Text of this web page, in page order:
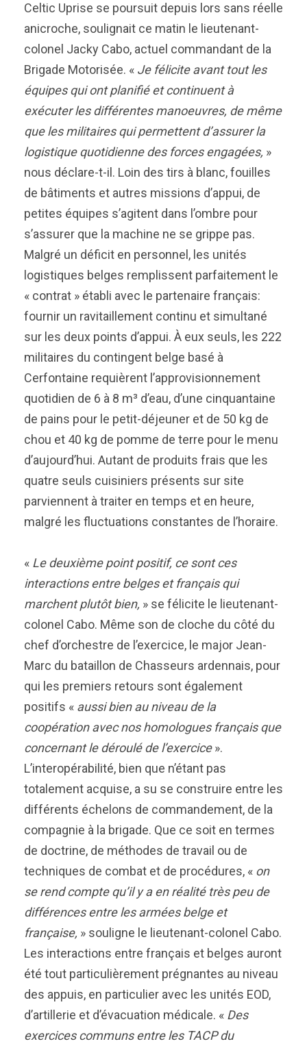
Celtic Uprise se poursuit depuis lors sans réelle
anicroche, soulignait ce matin le lieutenant-
colonel Jacky Cabo, actuel commandant de la
Brigade Motorisée. « Je félicite avant tout les
équipes qui ont planifié et continuent à
exécuter les différentes manoeuvres, de même
que les militaires qui permettent d’assurer la
logistique quotidienne des forces engagées, »
nous déclare-t-il. Loin des tirs à blanc, fouilles
de bâtiments et autres missions d’appui, de
petites équipes s’agitent dans l’ombre pour
s’assurer que la machine ne se grippe pas.
Malgré un déficit en personnel, les unités
logistiques belges remplissent parfaitement le
« contrat » établi avec le partenaire français:
fournir un ravitaillement continu et simultané
sur les deux points d’appui. À eux seuls, les 222
militaires du contingent belge basé à
Cerfontaine requièrent l’approvisionnement
quotidien de 6 à 8 m³ d’eau, d’une cinquantaine
de pains pour le petit-déjeuner et de 50 kg de
chou et 40 kg de pomme de terre pour le menu
d’aujourd’hui. Autant de produits frais que les
quatre seuls cuisiniers présents sur site
parviennent à traiter en temps et en heure,
malgré les fluctuations constantes de l’horaire.
« Le deuxième point positif, ce sont ces
interactions entre belges et français qui
marchent plutôt bien, » se félicite le lieutenant-
colonel Cabo. Même son de cloche du côté du
chef d’orchestre de l’exercice, le major Jean-
Marc du bataillon de Chasseurs ardennais, pour
qui les premiers retours sont également
positifs « aussi bien au niveau de la
coopération avec nos homologues français que
concernant le déroulé de l’exercice».
L’interopérabilité, bien que n’étant pas
totalement acquise, a su se construire entre les
différents échelons de commandement, de la
compagnie à la brigade. Que ce soit en termes
de doctrine, de méthodes de travail ou de
techniques de combat et de procédures, « on
se rend compte qu’il y a en réalité très peu de
différences entre les armées belge et
française, » souligne le lieutenant-colonel Cabo.
Les interactions entre français et belges auront
été tout particulièrement prégnantes au niveau
des appuis, en particulier avec les unités EOD,
d’artillerie et d’évacuation médicale. « Des
exercices communs entre les TACP du